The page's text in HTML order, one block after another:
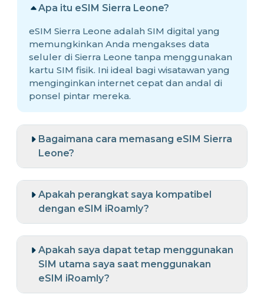
Apa itu eSIM Sierra Leone?
eSIM Sierra Leone adalah SIM digital yang
memungkinkan Anda mengakses data
seluler di Sierra Leone tanpa menggunakan
kartu SIM fisik. Ini ideal bagi wisatawan yang
menginginkan internet cepat dan andal di
ponsel pintar mereka.
Bagaimana cara memasang eSIM Sierra
Leone?
Apakah perangkat saya kompatibel
dengan eSIM iRoamly?
Apakah saya dapat tetap menggunakan
SIM utama saya saat menggunakan
eSIM iRoamly?